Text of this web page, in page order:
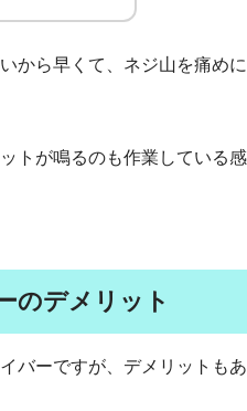
から早くて、ネジ山を痛めに
トが鳴るのも作業している感
のデメリット
バーですが、デメリットもあ